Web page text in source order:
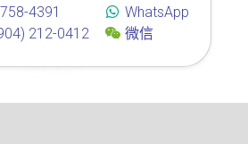
4391
212-0412
WhatsApp
微信